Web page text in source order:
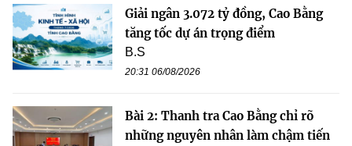
Giải ngân 3.072 tỷ đồng, Cao Bằng
tăng tốc dự án trọng điểm
B.S
20:31 06/08/2026
Bài 2: Thanh tra Cao Bằng chỉ rõ
những nguyên nhân làm chậm tiến